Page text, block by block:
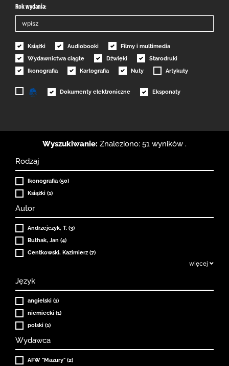
Rok wydania:
Książki Audiobooki
Filmy i multimedia
Wydawnictwa ciągłe
Dźwięki
Starodruki
Ikonografia
Kartografia Nuty Artykuły
Dokumenty elektroniczne Eksponaty
Wyszukiwanie: Znaleziono: 51 wyników .
Rodzaj
Ikonografia (50)
Książki (1)
Autor
Andrzejczyk, T. (3)
Bułhak, Jan (4)
Centkowski, Kazimierz (7)
więcej
Język
angielski (1)
niemiecki (1)
polski (1)
Wydawca
AFW "Mazury" (2)